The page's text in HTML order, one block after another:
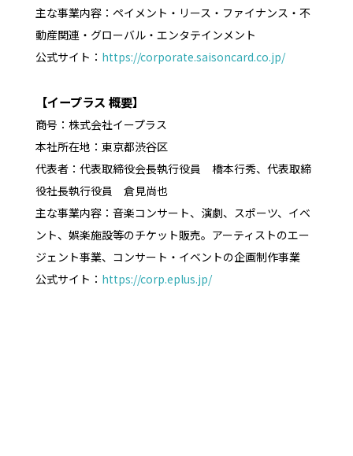
主な事業内容：ペイメント・リース・ファイナンス・不
動産関連・グローバル・エンタテインメント
公式サイト： https://corporate.saisoncard.co.jp/
【イープラス 概要】
商号：株式会社イープラス
本社所在地：東京都渋谷区
代表者：代表取締役会長執行役員 橋本行秀、代表取締
役社長執行役員 倉見尚也
主な事業内容：音楽コンサート、演劇、スポーツ、イベ
ント、娯楽施設等のチケット販売。アーティストのエー
ジェント事業、コンサート・イベントの企画制作事業
公式サイト： https://corp.eplus.jp/